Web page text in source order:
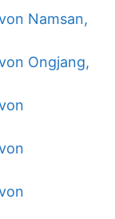
Namsan,
Ongjang,